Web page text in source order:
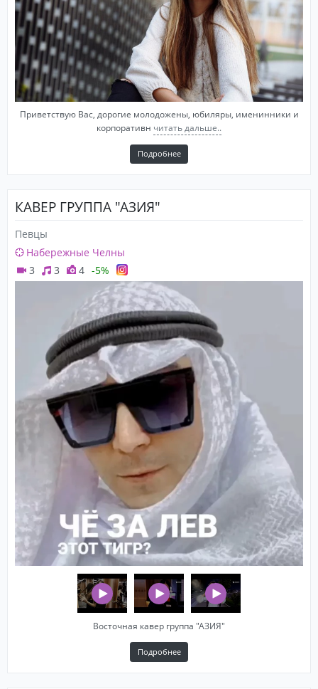
Приветствую Вас, дорогие молодожены, юбиляры, именинники и
корпоративн читать дальше..
Подробнее
КАВЕР ГРУППА "АЗИЯ"
Певцы
Набережные Челны
3
3 4 -5%
Восточная кавер группа "АЗИЯ"
Подробнее